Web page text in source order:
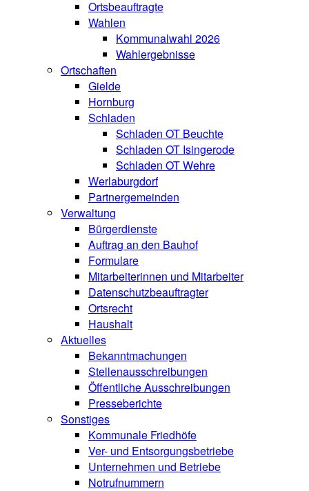
Ortsbeauftragte
Wahlen
Kommunalwahl 2026
Wahlergebnisse
Ortschaften
Gielde
Hornburg
Schladen
Schladen OT Beuchte
Schladen OT Isingerode
Schladen OT Wehre
Werlaburgdorf
Partnergemeinden
Verwaltung
Bürgerdienste
Auftrag an den Bauhof
Formulare
Mitarbeiterinnen und Mitarbeiter
Datenschutzbeauftragter
Ortsrecht
Haushalt
Aktuelles
Bekanntmachungen
Stellenausschreibungen
Öffentliche Ausschreibungen
Presseberichte
Sonstiges
Kommunale Friedhöfe
Ver- und Entsorgungsbetriebe
Unternehmen und Betriebe
Notrufnummern